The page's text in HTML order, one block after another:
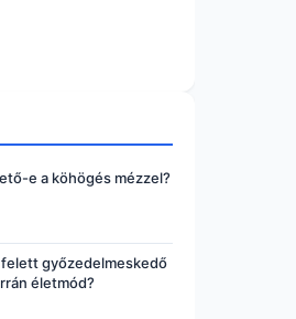
e a köhögés mézzel?
győzedelmeskedő
életmód?